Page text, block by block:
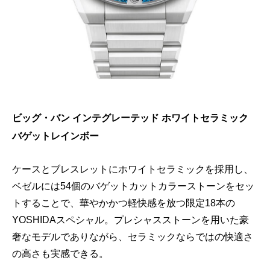
ビッグ・バン インテグレーテッド ホワイトセラミック
バゲットレインボー
ケースとブレスレットにホワイトセラミックを採用し、
ベゼルには54個のバゲットカットカラーストーンをセッ
トすることで、華やかかつ軽快感を放つ限定18本の
YOSHIDAスペシャル。プレシャスストーンを用いた豪
奢なモデルでありながら、セラミックならではの快適さ
の高さも実感できる。